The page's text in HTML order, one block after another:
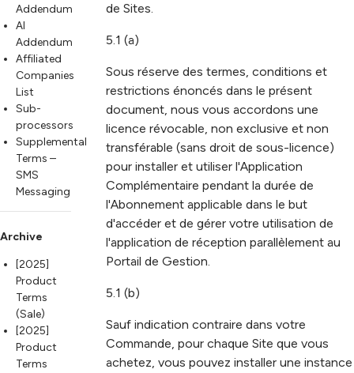
Addendum
AI
Addendum
Affiliated
Companies
List
Sub-
processors
Supplemental
Terms –
SMS
Messaging
Archive
[2025]
Product
Terms
(Sale)
[2025]
Product
Terms
de Sites.
5.1 (a)
Sous réserve des termes, conditions et
restrictions énoncés dans le présent
document, nous vous accordons une
licence révocable, non exclusive et non
transférable (sans droit de sous-licence)
pour installer et utiliser l'Application
Complémentaire pendant la durée de
l'Abonnement applicable dans le but
d'accéder et de gérer votre utilisation de
l'application de réception parallèlement au
Portail de Gestion.
5.1 (b)
Sauf indication contraire dans votre
Commande, pour chaque Site que vous
achetez, vous pouvez installer une instance